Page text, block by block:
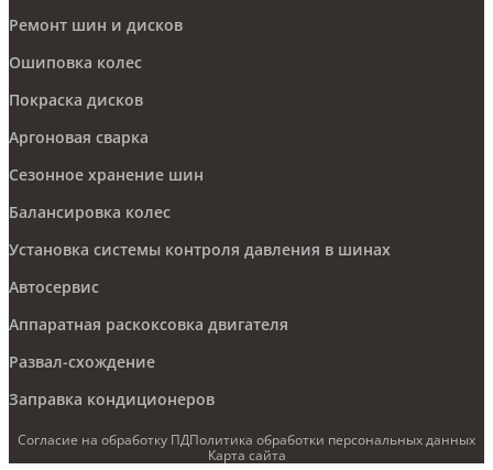
Ремонт шин и дисков
Ошиповка колес
Покраска дисков
Аргоновая сварка
Сезонное хранение шин
Балансировка колес
Установка системы контроля давления в шинах
Автосервис
Аппаратная раскоксовка двигателя
Развал-схождение
Заправка кондиционеров
Согласие на обработку ПДПолитика обработки персональных данных
Карта сайта